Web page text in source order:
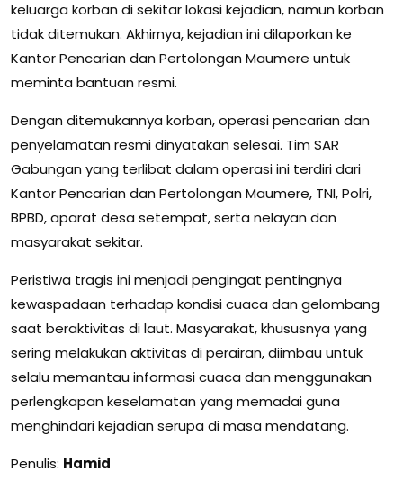
keluarga korban di sekitar lokasi kejadian, namun korban
tidak ditemukan. Akhirnya, kejadian ini dilaporkan ke
Kantor Pencarian dan Pertolongan Maumere untuk
meminta bantuan resmi.
Dengan ditemukannya korban, operasi pencarian dan
penyelamatan resmi dinyatakan selesai. Tim SAR
Gabungan yang terlibat dalam operasi ini terdiri dari
Kantor Pencarian dan Pertolongan Maumere, TNI, Polri,
BPBD, aparat desa setempat, serta nelayan dan
masyarakat sekitar.
Peristiwa tragis ini menjadi pengingat pentingnya
kewaspadaan terhadap kondisi cuaca dan gelombang
saat beraktivitas di laut. Masyarakat, khususnya yang
sering melakukan aktivitas di perairan, diimbau untuk
selalu memantau informasi cuaca dan menggunakan
perlengkapan keselamatan yang memadai guna
menghindari kejadian serupa di masa mendatang.
Penulis: Hamid